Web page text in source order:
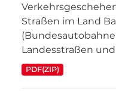
Straßen im Land
Landesstraßen und
PDF(ZIP)